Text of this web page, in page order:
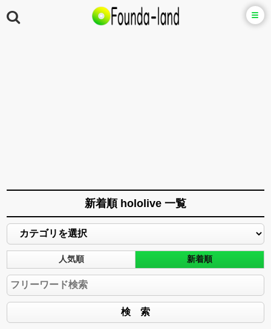
新着順 hololive 一覧
人気順 新着順